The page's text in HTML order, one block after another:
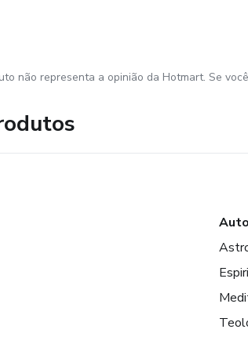
não representa a opinião da Hotmart. Se